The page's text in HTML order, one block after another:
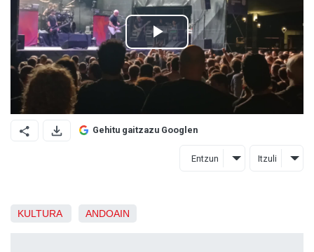
Gehitu gaitzazu Googlen
Entzun Itzuli
KULTURA ANDOAIN